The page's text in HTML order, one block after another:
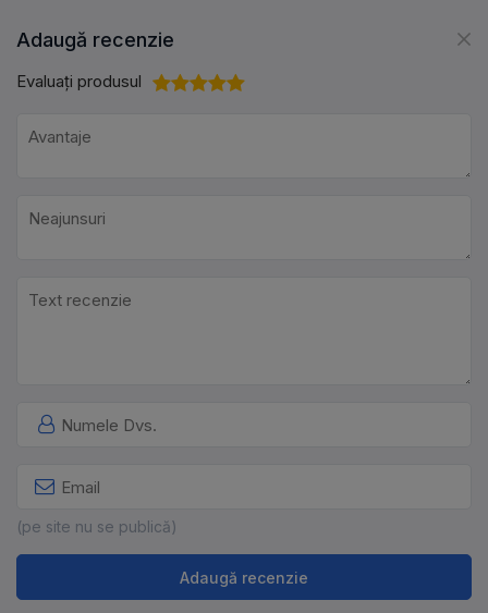
Adaugă recenzie
Evaluați produsul
(pe site nu se publică)
Adaugă recenzie